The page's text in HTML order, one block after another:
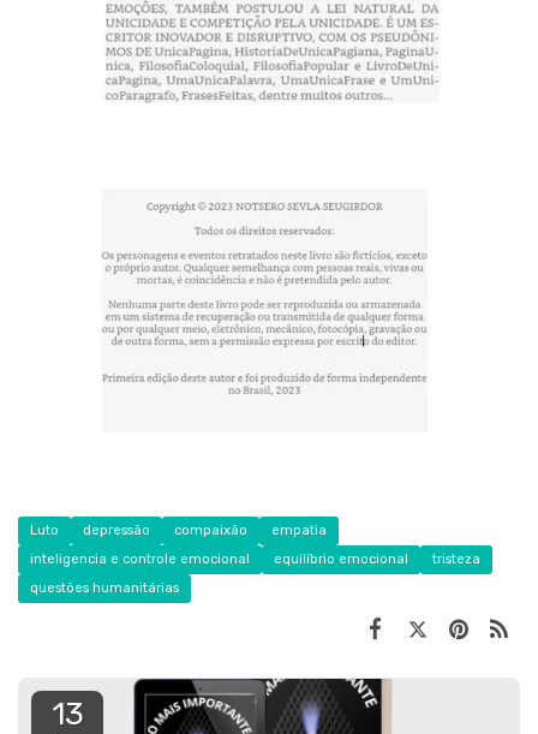
Luto depressão compaixão
empatia
inteligencia e controle emocional
equilíbrio emocional
tristeza
questões humanitárias
13